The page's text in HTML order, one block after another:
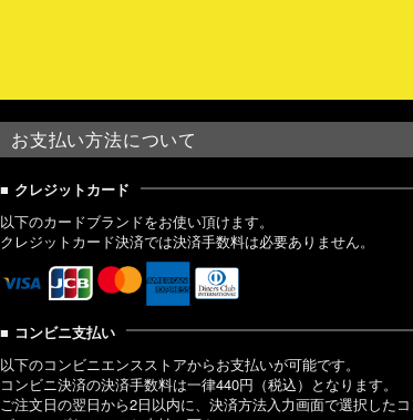
お支払い方法について
クレジットカード
以下のカードブランドをお使い頂けます。
クレジットカード決済では決済手数料は必要ありません。
コンビニ支払い
以下のコンビニエンスストアからお支払いが可能です。
コンビニ決済の決済手数料は一律440円（税込）となります。
ご注文日の翌日から2日以内に、決済方法入力画面で選択した